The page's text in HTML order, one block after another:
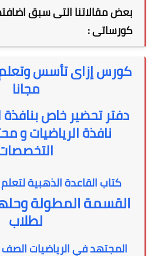
بعض مقالاتنا التى سبق
كورساتى :
كورس إزاى تأسس وتعلم
مجانا
دفتر تحضير خاص بنافذة
نافذة الرياضيات و
كتاب القاعدة الذهبية لتعلم
القسمة المطولة
لطلاب
المجتهد في الرياضيات الصف